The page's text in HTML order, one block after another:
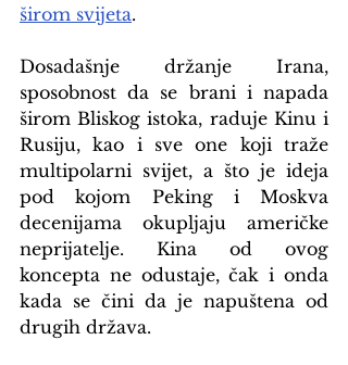
širom svijeta.
Dosadašnje držanje Irana,
sposobnost da se brani i napada
širom Bliskog istoka, raduje Kinu i
Rusiju, kao i sve one koji traže
multipolarni svijet, a što je ideja
pod kojom Peking i Moskva
decenijama okupljaju američke
neprijatelje. Kina od ovog
koncepta ne odustaje, čak i onda
kada se čini da je napuštena od
drugih država.